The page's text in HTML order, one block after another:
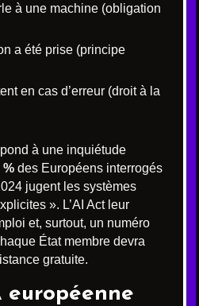
à une machine (obligation
a été prise (principe
en cas d’erreur (droit à la
à une inquiétude
% des Européens interrogés
jugent les systèmes
». L’AI Act leur
et, surtout, un numéro
État membre devra
gratuite.
européenne